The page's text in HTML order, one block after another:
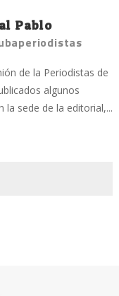
Pablo
de la Periodistas de
algunos
la sede de la editorial,...